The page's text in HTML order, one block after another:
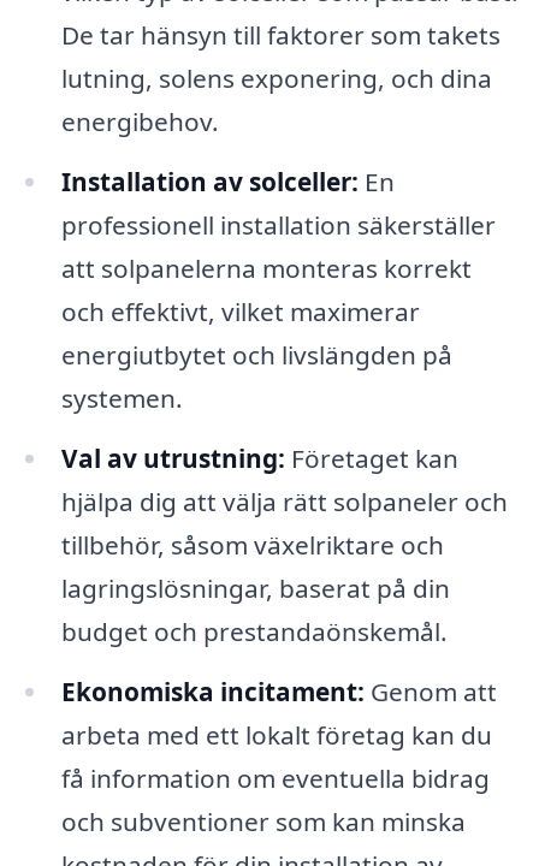
De tar hänsyn till faktorer som takets
lutning, solens exponering, och dina
energibehov.
Installation av solceller: En
professionell installation säkerställer
att solpanelerna monteras korrekt
och effektivt, vilket maximerar
energiutbytet och livslängden på
systemen.
Val av utrustning: Företaget kan
hjälpa dig att välja rätt solpaneler och
tillbehör, såsom växelriktare och
lagringslösningar, baserat på din
budget och prestandaönskemål.
Ekonomiska incitament: Genom att
arbeta med ett lokalt företag kan du
få information om eventuella bidrag
och subventioner som kan minska